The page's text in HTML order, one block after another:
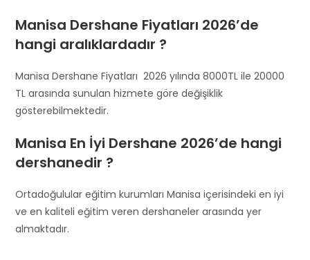
Manisa Dershane Fiyatları 2026’de
hangi aralıklardadır ?
Manisa Dershane Fiyatları 2026 yılında 8000TL ile 20000
TL arasında sunulan hizmete göre değişiklik
gösterebilmektedir.
Manisa En İyi Dershane 2026’de hangi
dershanedir ?
Ortadoğulular eğitim kurumları Manisa içerisindeki en iyi
ve en kaliteli eğitim veren dershaneler arasında yer
almaktadır.